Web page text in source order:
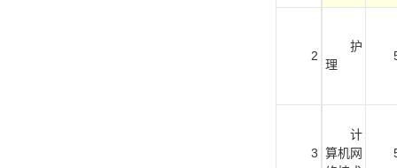
2
护
理
3
计
算机网